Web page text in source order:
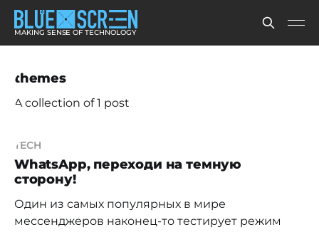
MAKING SENSE OF TECHNOLOGY
themes
A collection of 1 post
TECH
WhatsApp, переходи на темную
сторону!
Один из самых популярных в мире
мессенджеров наконец-то тестирует режим